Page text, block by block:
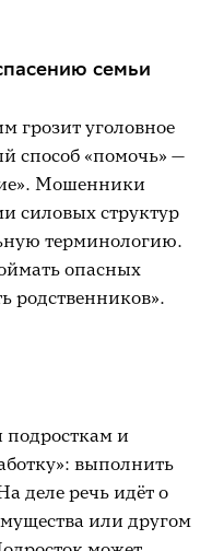
семьи
грозит уголовное
способ «помочь» —
Мошенники
силовых структур
терминологию.
опасных
родственников».
подросткам и
выполнить
деле речь идёт о
или другом